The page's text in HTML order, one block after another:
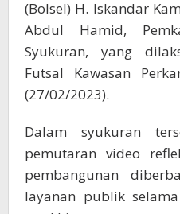
(Bolsel) H. Iskandar
Abdul Hamid,
Syukuran, yang
Futsal Kawasan
(27/02/2023).
Dalam syukuran
pemutaran video
pembangunan
layanan publik